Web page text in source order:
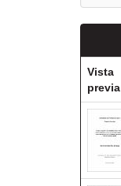
Vista
previa